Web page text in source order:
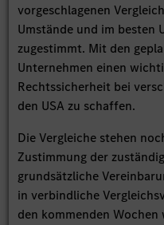
vorgeschlagenen
Umstände und im besten
zugestimmt. Mit den
Unternehmen einen
Rechtssicherheit bei
den USA zu schaffen.
Die Vergleiche stehen
Zustimmung der
grundsätzliche
in verbindliche
den kommenden